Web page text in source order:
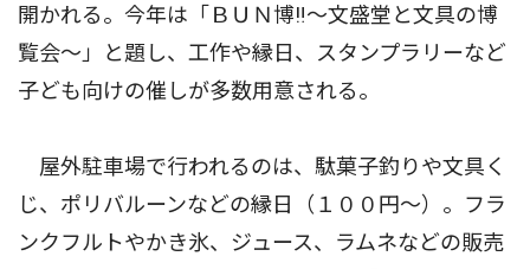
開かれる。今年は「ＢＵＮ博‼〜文盛堂と文具の博
覧会〜」と題し、工作や縁日、スタンプラリーなど
子ども向けの催しが多数用意される。
屋外駐車場で行われるのは、駄菓子釣りや文具く
じ、ポリバルーンなどの縁日（１００円〜）。フラ
ンクフルトやかき氷、ジュース、ラムネなどの販売